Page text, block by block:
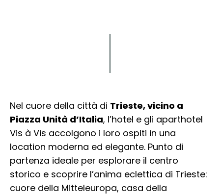
Nel cuore della città di Trieste, vicino a
Piazza Unità d’Italia, l’hotel e gli aparthotel
Vis à Vis accolgono i loro ospiti in una
location moderna ed elegante. Punto di
partenza ideale per esplorare il centro
storico e scoprire l’anima eclettica di Trieste:
cuore della Mitteleuropa, casa della